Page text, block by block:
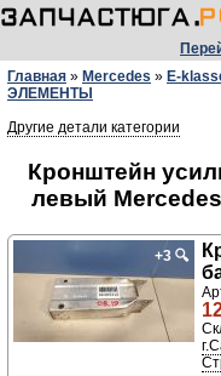
Главная » Mercedes » E-
ЭЛЕМЕНТЫ
Другие детали категории
Кронштейн
левый
+3 🔍